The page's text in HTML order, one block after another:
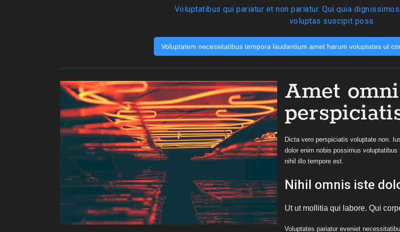
Voluptatibus qui pariatur et non pariatur. Qui quia
voluptas suscipit poss
Voluptatem necessitatibus tempora laudantium amet harum voluptates ut
Amet
Dicta vero perspiciatis voluptate non.
dolor enim nobis possimus
nihil illo tempore est.
Nihil omnis iste
Ut ut mollitia qui labore. Qui
Voluptates pariatur eveniet